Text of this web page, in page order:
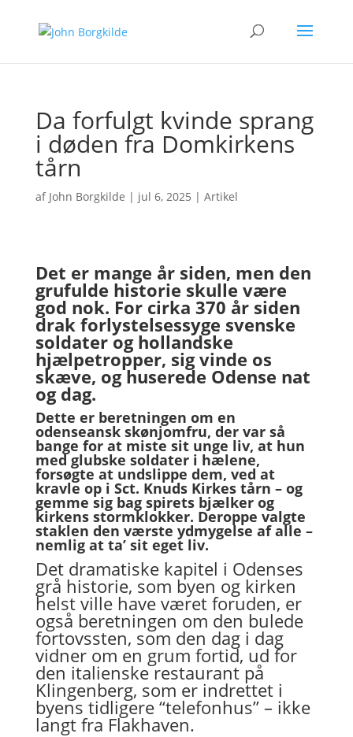
Da forfulgt kvinde sprang
i døden fra Domkirkens
tårn
af John Borgkilde | jul 6, 2025 | Artikel
Det er mange år siden, men den
grufulde historie skulle være
god nok. For cirka 370 år siden
drak forlystelsessyge svenske
soldater og hollandske
hjælpetropper, sig vinde os
skæve, og huserede Odense nat
og dag.
Dette er beretningen om en
odenseansk skønjomfru, der var så
bange for at miste sit unge liv, at hun
med glubske soldater i hælene,
forsøgte at undslippe dem, ved at
kravle op i Sct. Knuds Kirkes tårn – og
gemme sig bag spirets bjælker og
kirkens stormklokker. Deroppe valgte
staklen den værste ydmygelse af alle –
nemlig at ta’ sit eget liv.
Det dramatiske kapitel i Odenses
grå historie, som byen og kirken
helst ville have været foruden, er
også beretningen om den bulede
fortovssten, som den dag i dag
vidner om en grum fortid, ud for
den italienske restaurant på
Klingenberg, som er indrettet i
byens tidligere “telefonhus” – ikke
langt fra Flakhaven.